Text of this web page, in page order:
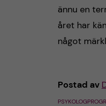
ännu en
året har
något
Postad av